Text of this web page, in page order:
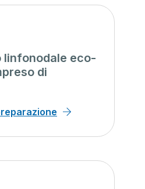
linfonodale eco-
di